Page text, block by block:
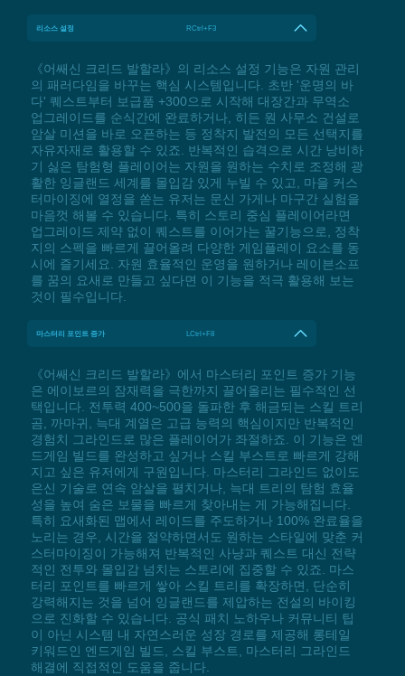
리소스 설정 RCtrl+F3
《어쌔신 크리드 발할라》의 리소스 설정 기능은 자원 관리
의 패러다임을 바꾸는 핵심 시스템입니다. 초반 '운명의 바
다' 퀘스트부터 보급품 +300으로 시작해 대장간과 무역소
업그레이드를 순식간에 완료하거나, 히든 원 사무소 건설로
암살 미션을 바로 오픈하는 등 정착지 발전의 모든 선택지를
자유자재로 활용할 수 있죠. 반복적인 습격으로 시간 낭비하
기 싫은 탐험형 플레이어는 자원을 원하는 수치로 조정해 광
활한 잉글랜드 세계를 몰입감 있게 누빌 수 있고, 마을 커스
터마이징에 열정을 쏟는 유저는 문신 가게나 마구간 실험을
마음껏 해볼 수 있습니다. 특히 스토리 중심 플레이어라면
업그레이드 제약 없이 퀘스트를 이어가는 꿀기능으로, 정착
지의 스펙을 빠르게 끌어올려 다양한 게임플레이 요소를 동
시에 즐기세요. 자원 효율적인 운영을 원하거나 레이븐소프
를 꿈의 요새로 만들고 싶다면 이 기능을 적극 활용해 보는
것이 필수입니다.
마스터리 포인트 증가 LCtrl+F8
《어쌔신 크리드 발할라》에서 마스터리 포인트 증가 기능
은 에이보르의 잠재력을 극한까지 끌어올리는 필수적인 선
택입니다. 전투력 400~500을 돌파한 후 해금되는 스킬 트리
곰, 까마귀, 늑대 계열은 고급 능력의 핵심이지만 반복적인
경험치 그라인드로 많은 플레이어가 좌절하죠. 이 기능은 엔
드게임 빌드를 완성하고 싶거나 스킬 부스트로 빠르게 강해
지고 싶은 유저에게 구원입니다. 마스터리 그라인드 없이도
은신 기술로 연속 암살을 펼치거나, 늑대 트리의 탐험 효율
성을 높여 숨은 보물을 빠르게 찾아내는 게 가능해집니다.
특히 요새화된 맵에서 레이드를 주도하거나 100% 완료율을
노리는 경우, 시간을 절약하면서도 원하는 스타일에 맞춘 커
스터마이징이 가능해져 반복적인 사냥과 퀘스트 대신 전략
적인 전투와 몰입감 넘치는 스토리에 집중할 수 있죠. 마스
터리 포인트를 빠르게 쌓아 스킬 트리를 확장하면, 단순히
강력해지는 것을 넘어 잉글랜드를 제압하는 전설의 바이킹
으로 진화할 수 있습니다. 공식 패치 노하우나 커뮤니티 팁
이 아닌 시스템 내 자연스러운 성장 경로를 제공해 롱테일
키워드인 엔드게임 빌드, 스킬 부스트, 마스터리 그라인드
해결에 직접적인 도움을 줍니다.